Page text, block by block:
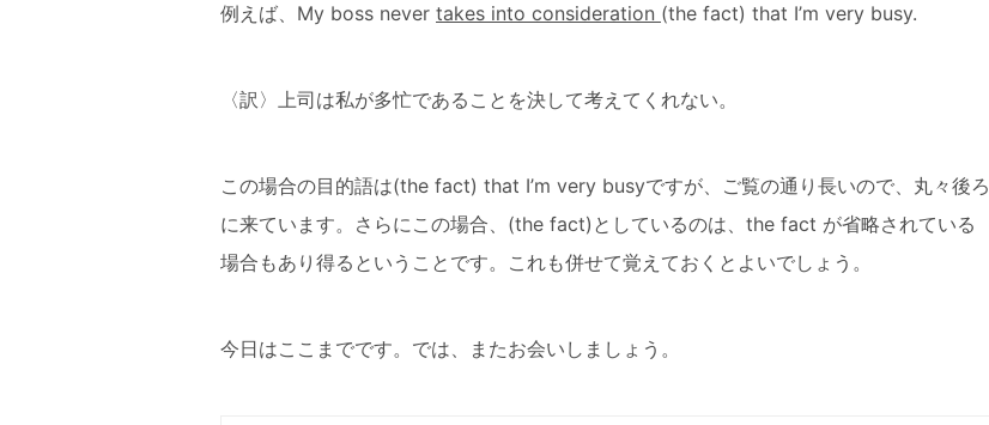
例えば、My boss never takes into consideration (the fact) that I’m very busy.
〈訳〉上司は私が多忙であることを決して考えてくれない。
この場合の目的語は(the fact) that I’m very busyですが、ご覧の通り長いので、丸々後ろ
に来ています。さらにこの場合、(the fact)としているのは、the fact が省略されている
場合もあり得るということです。これも併せて覚えておくとよいでしょう。
今日はここまでです。では、またお会いしましょう。